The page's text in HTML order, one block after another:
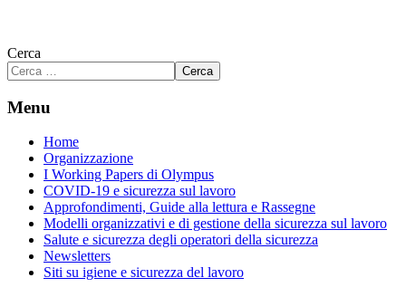
Cerca
Cerca
Menu
Home
Organizzazione
I Working Papers di Olympus
COVID-19 e sicurezza sul lavoro
Approfondimenti, Guide alla lettura e Rassegne
Modelli organizzativi e di gestione della sicurezza sul lavoro
Salute e sicurezza degli operatori della sicurezza
Newsletters
Siti su igiene e sicurezza del lavoro